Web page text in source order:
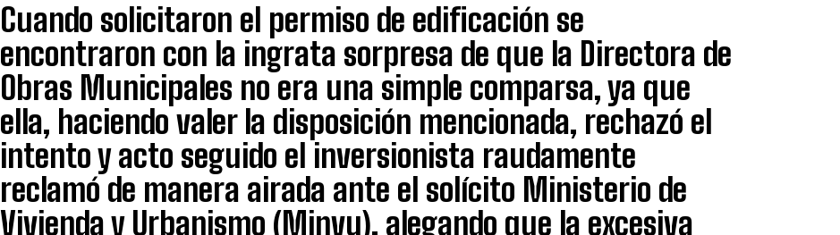
Cuando solicitaron el permiso de edificación se
encontraron con la ingrata sorpresa de que la Directora de
Obras Municipales no era una simple comparsa, ya que
ella, haciendo valer la disposición mencionada, rechazó el
intento y acto seguido el inversionista raudamente
reclamó de manera airada ante el solícito Ministerio de
Vivienda y Urbanismo (Minvu), alegando que la excesiva